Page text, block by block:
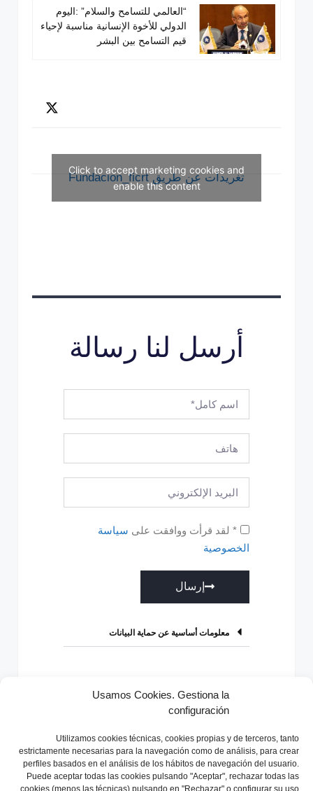
Usamos Cookies. Gestiona la
configuración
Utilizamos cookies técnicas, cookies propias y de terceros, tanto
estrictamente necesarias para la navegación como de análisis, para crear
perfiles basados en el análisis de los hábitos de navegación del usuario.
Puede aceptar todas las cookies pulsando "Aceptar", rechazar todas las
cookies (menos las técnicas) pulsando en "Rechazar" o configurar su uso
“العالمي للتسامح والسلام” :اليوم
الدولي للأخوة الإنسانية مناسبة لإحياء
قيم التسامح بين البشر
تغريدات عن طريق Fundacion_ficrt
Click to accept marketing cookies and
enable this content
أرسل لنا رسالة
* لقد قرأت ووافقت على سياسة
الخصوصية
إرسال
t
t
i
v
e
معلومات أساسية عن حماية البيانات